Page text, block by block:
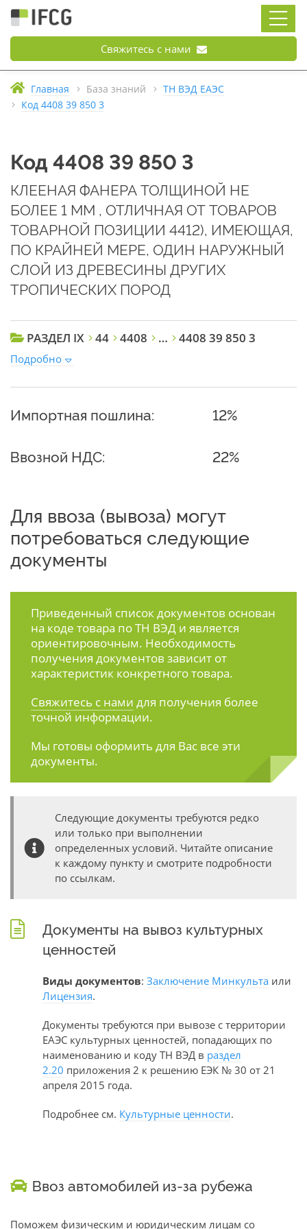
Свяжитесь с нами
Главная База знаний
ТН ВЭД ЕАЭС
Код 4408 39 850 3
Код 4408 39 850 3
КЛЕЕНАЯ ФАНЕРА ТОЛЩИНОЙ НЕ
БОЛЕЕ 1 ММ , ОТЛИЧНАЯ ОТ ТОВАРОВ
ТОВАРНОЙ ПОЗИЦИИ 4412), ИМЕЮЩАЯ,
ПО КРАЙНЕЙ МЕРЕ, ОДИН НАРУЖНЫЙ
СЛОЙ ИЗ ДРЕВЕСИНЫ ДРУГИХ
ТРОПИЧЕСКИХ ПОРОД
РАЗДЕЛ IX 44 4408 … 4408 39 850 3
Подробно
Импортная пошлина: 12%
Ввозной НДС: 22%
Для ввоза (вывоза) могут
потребоваться следующие
документы
Приведенный список документов основан
на коде товара по ТН ВЭД и является
ориентировочным. Необходимость
получения документов зависит от
характеристик конкретного товара.
Свяжитесь с нами для получения более
точной информации.
Мы готовы оформить для Вас все эти
документы.
Следующие документы требуются редко
или только при выполнении
определенных условий. Читайте описание
к каждому пункту и смотрите подробности
по ссылкам.
Документы на вывоз культурных
ценностей
Виды документов: Заключение Минкульта или
Лицензия.
Документы требуются при вывозе с территории
ЕАЭС культурных ценностей, попадающих по
наименованию и коду ТН ВЭД в раздел
2.20 приложения 2 к решению ЕЭК № 30 от 21
апреля 2015 года.
Подробнее см. Культурные ценности.
Ввоз автомобилей из-за рубежа
Поможем физическим и юридическим лицам со